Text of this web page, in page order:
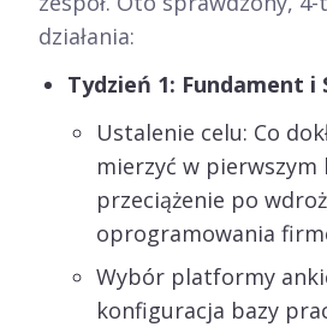
działania:
Tydzień 1: Fundament
Ustalenie celu: Co
mierzyć w pierwszym
przeciążenie po
oprogramowania
Wybór platformy
konfiguracja bazy